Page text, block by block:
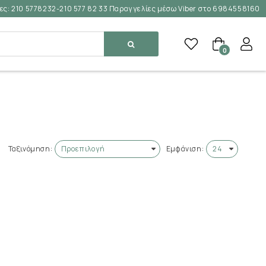
210 5778232-210 577 82 33 Παραγγελίες μέσω Viber στο 6984558160
0
Ταξινόμηση: Εμφάνιση: